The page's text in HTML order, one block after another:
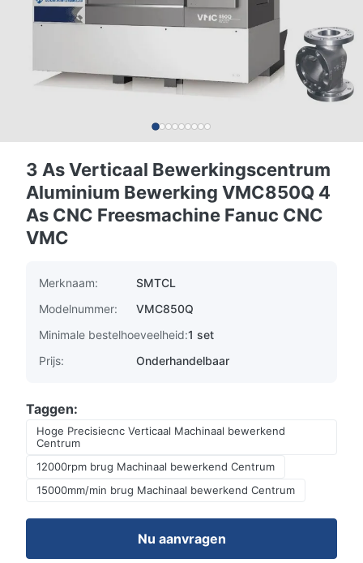
3 As Verticaal Bewerkingscentrum
Aluminium Bewerking VMC850Q 4
As CNC Freesmachine Fanuc CNC
VMC
Merknaam:
SMTCL
Modelnummer:
VMC850Q
Minimale bestelhoeveelheid:1 set
Prijs:
Onderhandelbaar
Taggen:
Hoge Precisiecnc Verticaal Machinaal bewerkend
Centrum
12000rpm brug Machinaal bewerkend Centrum
15000mm/min brug Machinaal bewerkend Centrum
Nu aanvragen